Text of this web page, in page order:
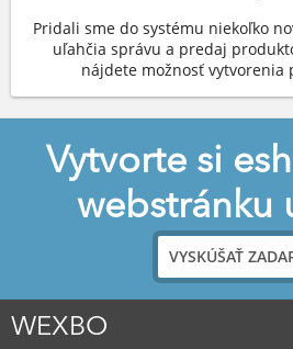
Pridali sme do systému niekoľko
uľahčia správu a predaj
nájdete možnosť vytvorenia
Vytvorte si
webstránku
VYSKÚŠAŤ
WEXBO